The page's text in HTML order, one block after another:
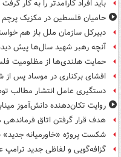
باید افراد کارآمدتر را به کار گرفت
حامیان فلسطین در مکزیک پرچم
دبیرکل سازمان ملل باز هم
آنچه رهبر شهید سال‌ها پیش
حمایت هلندی‌ها از مظلومیت
افشای برکناری در موساد پس از
دستگیری عامل انتشار مطالب
روایت تکان‌دهنده دانش‌آموز
هدف قرار گرفتن اتاق‌ فرماندهی
شکست پروژه «خاورمیانه جدید»
گزافه‌گویی و لفاظی جدید ترامپ